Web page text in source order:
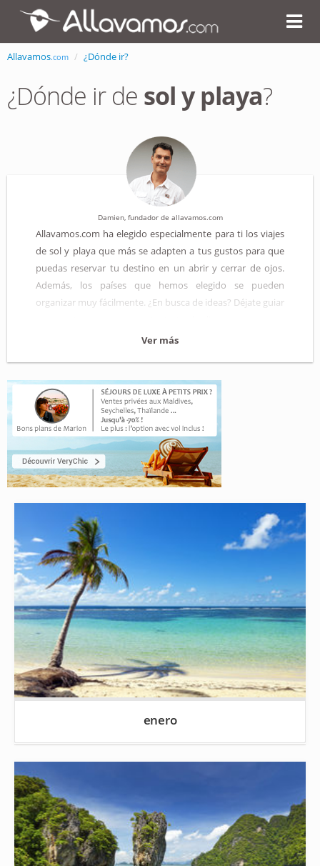
Allavamos.com ¿Dónde ir?
¿Dónde ir de sol y playa?
Damien, fundador de allavamos.com
Allavamos.com ha elegido especialmente para ti los viajes
de sol y playa que más se adapten a tus gustos para que
puedas reservar tu destino en un abrir y cerrar de ojos.
Además, los países que hemos elegido se pueden
organizar muy fácilmente. ¿En busca de ideas? Déjate guiar
Ver más
enero